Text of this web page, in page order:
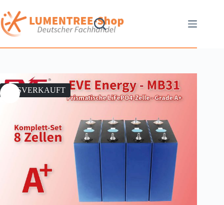
AUSVERKAUFT